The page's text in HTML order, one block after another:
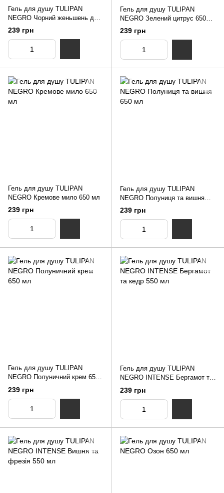
Гель для душу TULIPAN
NEGRO Чорний женьшень для
чоловіків 650 мл
239 грн
Гель для душу TULIPAN
NEGRO Зелений цитрус 650
мл
239 грн
Гель для душу TULIPAN
NEGRO Кремове мило 650 мл
239 грн
Гель для душу TULIPAN
NEGRO Полуниця та вишня
650 мл
239 грн
Гель для душу TULIPAN
NEGRO Полуничний крем 650
мл
239 грн
Гель для душу TULIPAN
NEGRO INTENSE Бергамот та
кедр 550 мл
239 грн